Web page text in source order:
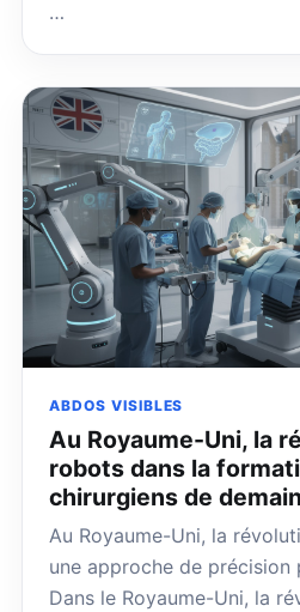
…
ABDOS VISIBLES
Au Royaume-Uni, la
robots dans la
chirurgiens de demain
Au Royaume-Uni, la
une approche de précision
Dans le Royaume-Uni, la